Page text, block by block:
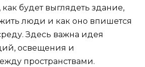
будет выглядеть здание,
люди и как оно впишется
Здесь важна идея
освещения и
пространствами.